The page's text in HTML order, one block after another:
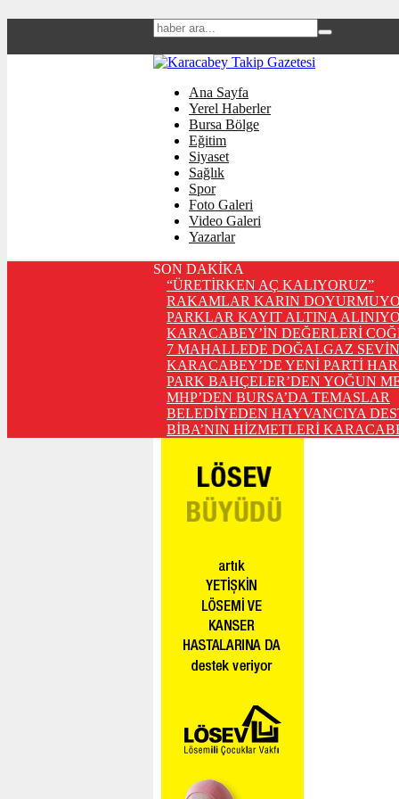
Ana Sayfa
Yerel Haberler
Bursa Bölge
Eğitim
Siyaset
Sağlık
Spor
Foto Galeri
Video Galeri
Yazarlar
SON DAKİKA
“ÜRETİRKEN AÇ KALIYORUZ”
RAKAMLAR KARIN
PARKLAR KAYIT ALTINA
KARACABEY’İN DEĞERLERİ
7 MAHALLEDE DOĞALGAZ
KARACABEY’DE YENİ PARTİ
PARK BAHÇELER’DEN YOĞUN
MHP’DEN BURSA’DA TEMASLAR
BELEDİYEDEN HAYVANCIYA
BİBA’NIN HİZMETLERİ